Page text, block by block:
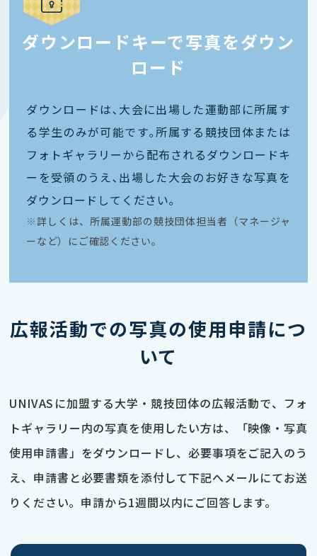
ダウンロードキーで写真をダウン
ロード
ダウンロードは､大会に出場した運動部に所属す
る学生のみが可能です｡所属する競技団体または
フォトギャラリーから配布されるダウンロードキ
ーを受領のうえ､出場した大会のお好きな写真を
ダウンロードしてください｡
※ 詳しくは、所属運動部の競技団体担当者（マネージャ
ーなど）にご確認ください。
広報活動での写真の使用申請につ
いて
UNIVASに加盟する大学・競技団体の広報活動で、フォ
トギャラリー内の写真を使用したい方は、「映像・写真
使用申請書」をダウンロードし、必要事項をご記入のう
え、申請書と必要書類を添付して下記へメールにてお送
りください。申請から1週間以内にご回答します。